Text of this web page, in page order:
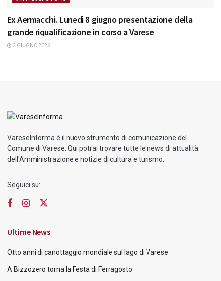
Ex Aermacchi. Lunedì 8 giugno presentazione della
grande riqualificazione in corso a Varese
3 GIUGNO 2026
VareseInforma è il nuovo strumento di comunicazione del
Comune di Varese. Qui potrai trovare tutte le news di attualità
dell'Amministrazione e notizie di cultura e turismo.
Seguici su:
Ultime News
Otto anni di canottaggio mondiale sul lago di Varese
A Bizzozero torna la Festa di Ferragosto